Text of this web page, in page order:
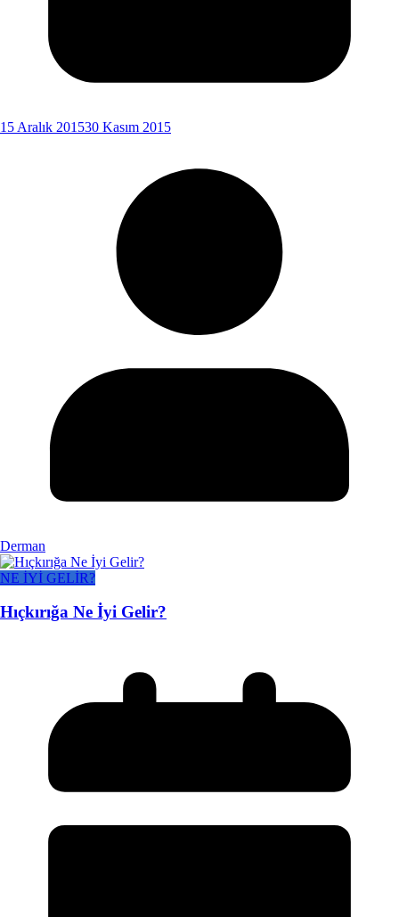
15 Aralık 201530 Kasım 2015
Derman
NE İYİ GELİR?
Hıçkırığa Ne İyi Gelir?